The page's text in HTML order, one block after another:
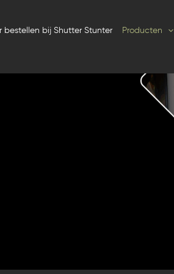
bestellen bij Shutter Stunter Producten